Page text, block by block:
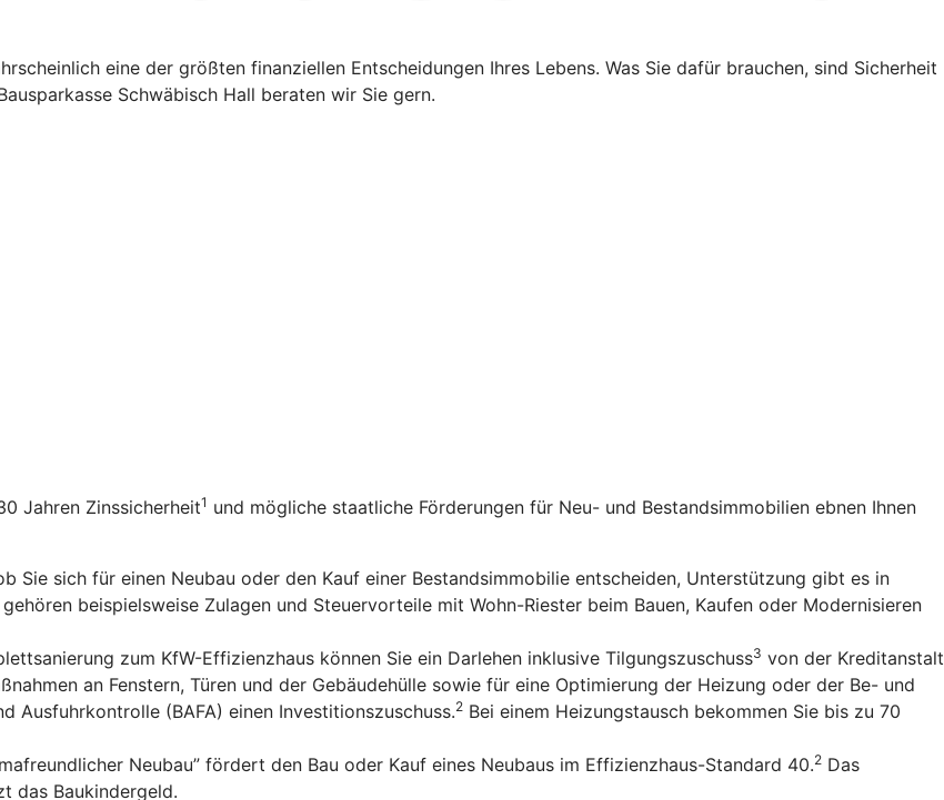
eine der größten finanziellen Entscheidungen Ihres Lebens. Was Sie dafür brauchen, sind Sicherheit
Schwäbisch Hall beraten wir Sie gern.
Jahren Zinssicherheit1 und mögliche staatliche Förderungen für Neu- und Bestandsimmobilien ebnen Ihnen
Sie sich für einen Neubau oder den Kauf einer Bestandsimmobilie entscheiden, Unterstützung gibt es in
beispielsweise Zulagen und Steuervorteile mit Wohn-Riester beim Bauen, Kaufen oder Modernisieren
zum KfW-Effizienzhaus können Sie ein Darlehen inklusive Tilgungszuschuss3 von der Kreditanstalt
an Fenstern, Türen und der Gebäudehülle sowie für eine Optimierung der Heizung oder der Be- und
Ausfuhrkontrolle (BAFA) einen Investitionszuschuss.2 Bei einem Heizungstausch bekommen Sie bis zu 70
Neubau” fördert den Bau oder Kauf eines Neubaus im Effizienzhaus-Standard 40.2 Das
das Baukindergeld.